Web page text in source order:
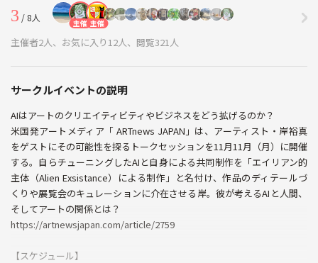
3 / 8人 主催 主催
主催者2人、お気に入り12人、閲覧321人
サークルイベントの説明
AIはアートのクリエイティビティやビジネスをどう拡げるのか？
米国発アートメディア「 ARTnews JAPAN」は、アーティスト・岸裕真
をゲストにその可能性を探るトークセッションを11月11月（月）に開催
する。自らチューニングしたAIと自身による共同制作を「エイリアン的
主体（Alien Exsistance）による制作」と名付け、作品のディテールづ
くりや展覧会のキュレーションに介在させる岸。彼が考えるAIと人間、
そしてアートの関係とは？
https://artnewsjapan.com/article/2759
【スケジュール】